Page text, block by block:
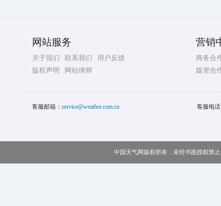
网站服务
关于我们 联系我们
用户反馈
版权声明
网站律师
营销
商务合
媒资合
客服邮箱： service@weather.com.cn 客服电
中国天气网版权所有，未经书面授权